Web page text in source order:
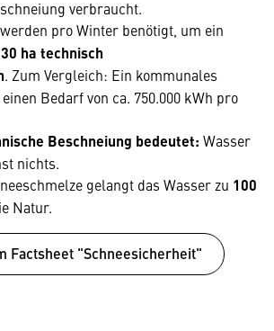
verbraucht.
werden pro Winter benötigt, um ein
ha technisch
. Zum Vergleich: Ein kommunales
Bedarf von ca. 750.000 kWh pro
Beschneiung bedeutet: Wasser
nichts.
gelangt das Wasser zu 100
Natur.
Factsheet "Schneesicherheit"